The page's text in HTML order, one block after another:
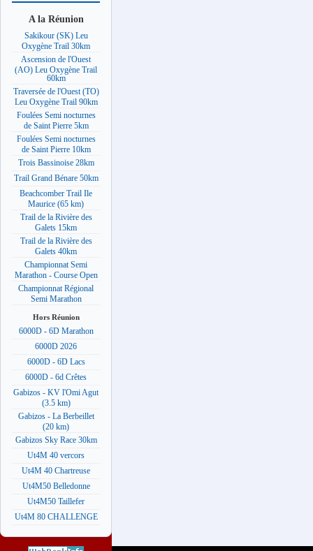
A la Réunion
Sakikour (SK) Leu
Oxygène Trail 30km
Ascension de l'Ouest
(AO) Leu Oxygène Trail
60km
Traversée de l'Ouest (TO)
Leu Oxygène Trail 90km
Foulées Semi nocturnes
de Saint Pierre 5km
Foulées Semi nocturnes
de Saint Pierre 10km
Trois Bassinoise 28km
Trail Grand Bénare 50km
Beachcomber Trail Ile
Maurice (65 km)
Trail de la Rivière des
Galets 15km
Trail de la Rivière des
Galets 40km
Championnat Semi
Marathon - Course Open
Championnat Régional
Semi Marathon
Hors Réunion
6000D - 6D Marathon
6000D 2026
6000D - 6D Lacs
6000D - 6d Crêtes
Gabizos - KV l'Omi Agut
(3.5 km)
Gabizos - La Berbeillet
(20 km)
Gabizos Sky Race 30km
Ut4M 40 vercors
Ut4M 40 Chartreuse
Ut4M50 Belledonne
Ut4M50 Taillefer
Ut4M 80 CHALLENGE